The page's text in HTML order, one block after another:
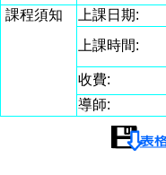
課程須知
上課日期:
上課時間:
收費:
導師: